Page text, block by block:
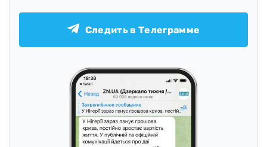
Следить в Телеграмме